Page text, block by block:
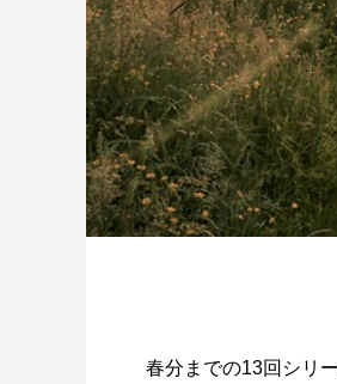
春分までの13回シリ